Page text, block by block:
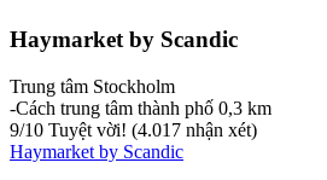
Haymarket by Scandic
Trung tâm Stockholm
‐Cách trung tâm thành phố 0,3 km
9/10 Tuyệt vời! (4.017 nhận xét)
Haymarket by Scandic